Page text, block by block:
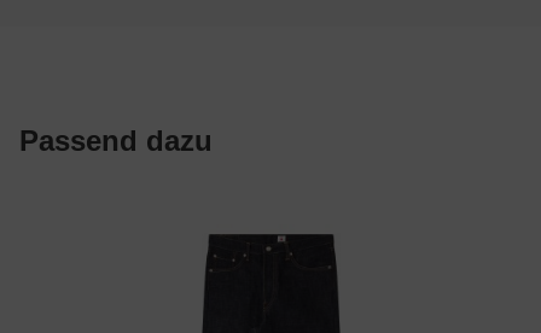
Passend dazu